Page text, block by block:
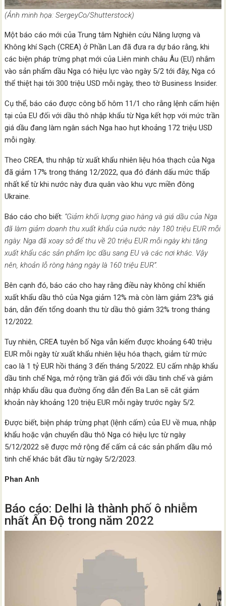
(Ảnh minh họa: SergeyCo/Shutterstock)
Một báo cáo mới của Trung tâm Nghiên cứu Năng lượng và
Không khí Sạch (CREA) ở Phần Lan đã đưa ra dự báo rằng, khi
các biện pháp trừng phạt mới của Liên minh châu Âu (EU) nhắm
vào sản phẩm dầu Nga có hiệu lực vào ngày 5/2 tới đây, Nga có
thể thiệt hại tới 300 triệu USD mỗi ngày, theo tờ Business Insider.
Cụ thể, báo cáo được công bố hôm 11/1 cho rằng lệnh cấm hiện
tại của EU đối với dầu thô nhập khẩu từ Nga kết hợp với mức trần
giá dầu đang làm ngân sách Nga hao hụt khoảng 172 triệu USD
mỗi ngày.
Theo CREA, thu nhập từ xuất khẩu nhiên liệu hóa thạch của Nga
đã giảm 17% trong tháng 12/2022, qua đó đánh dấu mức thấp
nhất kể từ khi nước này đưa quân vào khu vực miền đông
Ukraine.
Báo cáo cho biết: “Giảm khối lượng giao hàng và giá dầu của Nga
đã làm giảm doanh thu xuất khẩu của nước này 180 triệu EUR mỗi
ngày. Nga đã xoay sở để thu về 20 triệu EUR mỗi ngày khi tăng
xuất khẩu các sản phẩm lọc dầu sang EU và các nơi khác. Vậy
nên, khoản lỗ ròng hàng ngày là 160 triệu EUR”.
Bên cạnh đó, báo cáo cho hay rằng điều này không chỉ khiến
xuất khẩu dầu thô của Nga giảm 12% mà còn làm giảm 23% giá
bán, dẫn đến tổng doanh thu từ dầu thô giảm 32% trong tháng
12/2022.
Tuy nhiên, CREA tuyên bố Nga vẫn kiếm được khoảng 640 triệu
EUR mỗi ngày từ xuất khẩu nhiên liệu hóa thạch, giảm từ mức
cao là 1 tỷ EUR hồi tháng 3 đến tháng 5/2022. EU cấm nhập khẩu
dầu tinh chế Nga, mở rộng trần giá đối với dầu tinh chế và giảm
nhập khẩu dầu qua đường ống dẫn đến Ba Lan sẽ cắt giảm
khoản này khoảng 120 triệu EUR mỗi ngày trước ngày 5/2.
Được biết, biện pháp trừng phạt (lệnh cấm) của EU về mua, nhập
khẩu hoặc vận chuyển dầu thô Nga có hiệu lực từ ngày
5/12/2022 sẽ được mở rộng để cấm cả các sản phẩm dầu mỏ
tinh chế khác bắt đầu từ ngày 5/2/2023.
Phan Anh
Báo cáo: Delhi là thành phố ô nhiễm
nhất Ấn Độ trong năm 2022